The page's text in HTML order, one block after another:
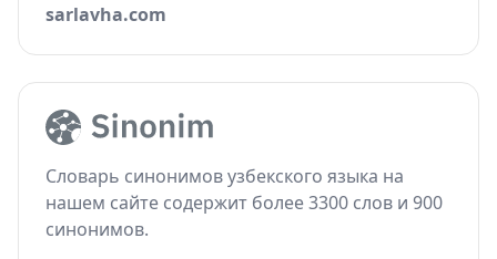
sarlavha.com
Словарь синонимов узбекского языка на
нашем сайте содержит более 3300 слов и 900
синонимов.